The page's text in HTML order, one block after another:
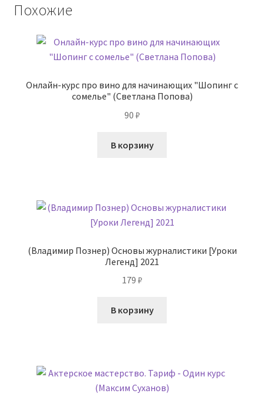
Похожие
Онлайн-курс про вино для начинающих "Шопинг с
сомелье" (Светлана Попова)
90 ₽
В корзину
(Владимир Познер) Основы журналистики [Уроки
Легенд] 2021
179 ₽
В корзину